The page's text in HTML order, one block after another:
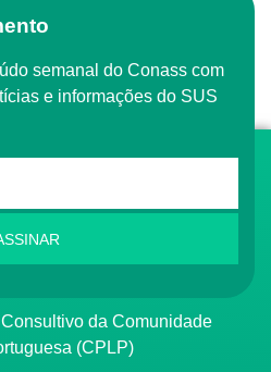
e informações do SUS
(CPLP)